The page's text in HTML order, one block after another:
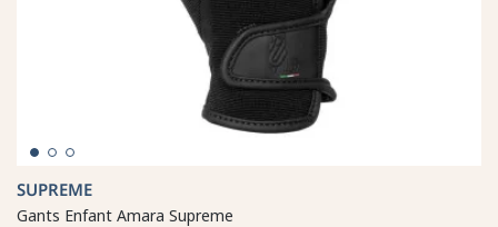
SUPREME
Gants Enfant Amara Supreme